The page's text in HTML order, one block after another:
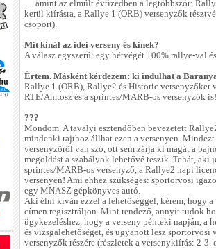
… amint az elmúlt évtizedben a legtöbbször:
kerül kiírásra, a Rallye 1 (ORB) versenyzők
csoport).
Mit kínál az idei verseny és kinek?
A válasz egyszerű: egy hétvégét 100% rallye-val
Értem. Másként kérdezem: ki indulhat a
Rallye 1 (ORB), Rallye2 és Historic versenyzőket
RTE/Amtosz és a sprintes/MARB-os versenyzők is!
???
Mondom. A tavalyi esztendőben bevezetett
mindenki rajthoz állhat ezen a versenyen.
versenyzőről van szó, ott sem zárja ki magát a
megoldást a szabályok lehetővé teszik. Tehát, aki
sprintes/MARB-os versenyző, a Rallye2 napi
versenyen! Ami ehhez szükséges: sportorvosi
egy MNASZ gépkönyves autó.
Aki élni kíván ezzel a lehetőséggel, kérem, hogy
címen regisztráljon. Mint rendező, annyit tudok
ügykezeléshez, hogy a verseny pénteki napján, a
és vizsgalehetőséget, és ugyanott lesz sportorvosi
versenyzők részére (részletek a versenykiírás: 2-3.